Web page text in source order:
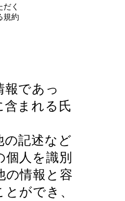
く
規約
報であっ
含まれる氏
の記述など
人を識別
の情報と容
ができ、